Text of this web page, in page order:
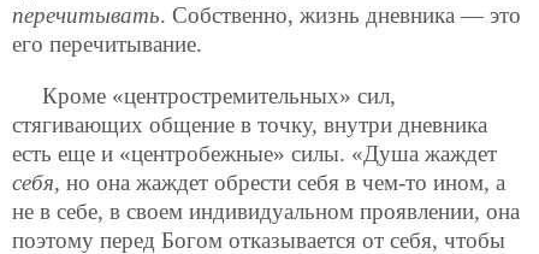
перечитывать. Собственно, жизнь дневника — это
его перечитывание.
Кроме «центростремительных» сил,
стягивающих общение в точку, внутри дневника
есть еще и «центробежные» силы. «Душа жаждет
себя, но она жаждет обрести себя в чем-то ином, а
не в себе, в своем индивидуальном проявлении, она
поэтому перед Богом отказывается от себя, чтобы